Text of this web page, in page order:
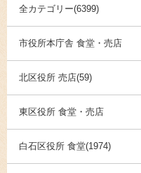
全カテゴリー(6399)
市役所本庁舎 食堂・売店
北区役所 売店(59)
東区役所 食堂・売店
白石区役所 食堂(1974)